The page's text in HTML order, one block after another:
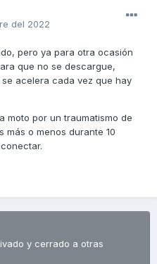
del 2022
pero ya para otra ocasión
que no se descargue,
acelera cada vez que hay
moto por un traumatismo de
o menos durante 10
y cerrado a otras